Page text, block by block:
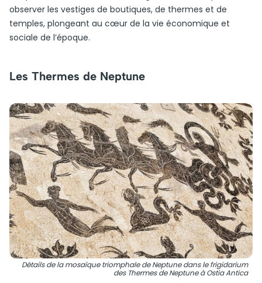
observer les vestiges de boutiques, de thermes et de
temples, plongeant au cœur de la vie économique et
sociale de l’époque.
Les Thermes de Neptune
Détails de la mosaïque triomphale de Neptune dans le frigidarium
des Thermes de Neptune à Ostia Antica